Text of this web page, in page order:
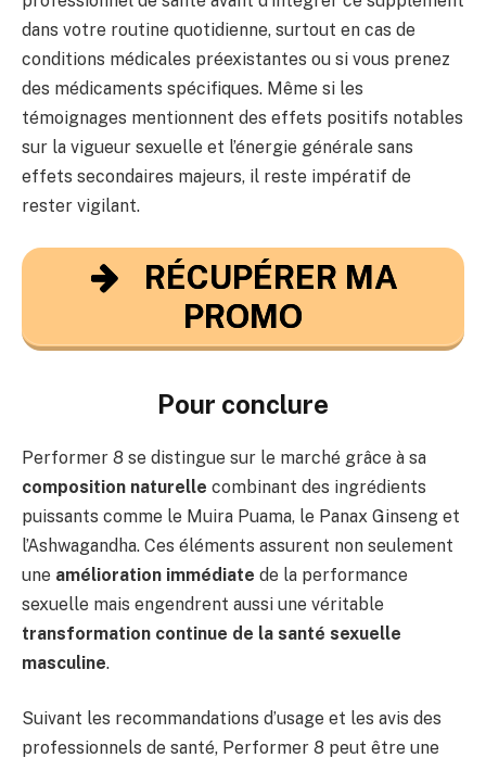
dans votre routine quotidienne, surtout en cas de
conditions médicales préexistantes ou si vous prenez
des médicaments spécifiques. Même si les
témoignages mentionnent des effets positifs notables
sur la vigueur sexuelle et l’énergie générale sans
effets secondaires majeurs, il reste impératif de
rester vigilant.
RÉCUPÉRER MA
PROMO
Pour conclure
Performer 8 se distingue sur le marché grâce à sa
composition naturelle combinant des ingrédients
puissants comme le Muira Puama, le Panax Ginseng et
l’Ashwagandha. Ces éléments assurent non seulement
une amélioration immédiate de la performance
sexuelle mais engendrent aussi une véritable
transformation continue de la santé sexuelle
masculine
Suivant les recommandations d’usage et les avis des
professionnels de santé, Performer 8 peut être une